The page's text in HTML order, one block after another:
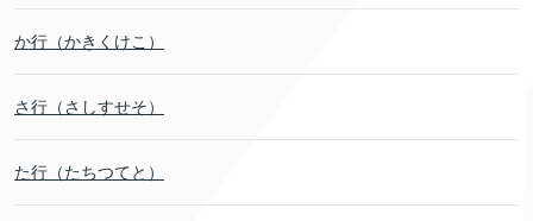
か行（かきくけこ）
さ行（さしすせそ）
た行（たちつてと）